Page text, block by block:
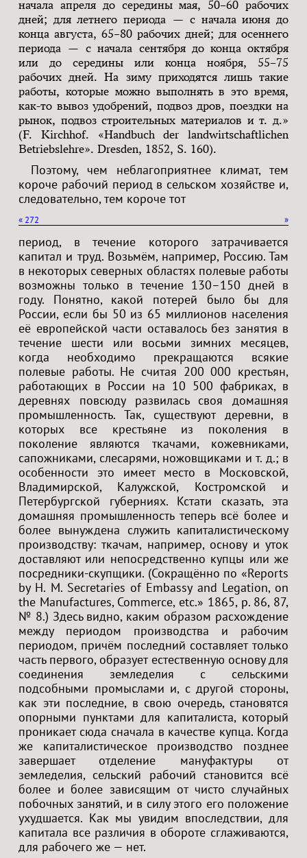
начала апреля до середины мая, 50–60 рабочих
дней; для летнего периода — с начала июня до
конца августа, 65–80 рабочих дней; для осеннего
периода — с начала сентября до конца октября
или до середины или конца ноября, 55–75
рабочих дней. На зиму приходятся лишь такие
работы, которые можно выполнять в это время,
как-то вывоз удобрений, подвоз дров, поездки на
рынок, подвоз строительных материалов и т. д.»
(F. Kirchhof. «Handbuch der landwirtschaftlichen
Betriebslehre». Dresden, 1852, S. 160).
Поэтому, чем неблагоприятнее климат, тем
короче рабочий период в сельском хозяйстве и,
следовательно, тем короче тот
« »
272
период, в течение которого затрачивается
капитал и труд. Возьмём, например, Россию. Там
в некоторых северных областях полевые работы
возможны только в течение 130–150 дней в
году. Понятно, какой потерей было бы для
России, если бы 50 из 65 миллионов населения
её европейской части оставалось без занятия в
течение шести или восьми зимних месяцев,
когда необходимо прекращаются всякие
полевые работы. Не считая 200 000 крестьян,
работающих в России на 10 500 фабриках, в
деревнях повсюду развилась своя домашняя
промышленность. Так, существуют деревни, в
которых все крестьяне из поколения в
поколение являются ткачами, кожевниками,
сапожниками, слесарями, ножовщиками и т. д.; в
особенности это имеет место в Московской,
Владимирской, Калужской, Костромской и
Петербургской губерниях. Кстати сказать, эта
домашняя промышленность теперь всё более и
более вынуждена служить капиталистическому
производству: ткачам, например, основу и уток
доставляют или непосредственно купцы или же
посредники-скупщики. (Сокращённо по «Reports
by H. M. Secretaries of Embassy and Legation, on
the Manufactures, Commerce, etc.» 1865, p. 86, 87,
№ 8.) Здесь видно, каким образом расхождение
между периодом производства и рабочим
периодом, причём последний составляет только
часть первого, образует естественную основу для
соединения земледелия с сельскими
подсобными промыслами и, с другой стороны,
как эти последние, в свою очередь, становятся
опорными пунктами для капиталиста, который
проникает сюда сначала в качестве купца. Когда
же капиталистическое производство позднее
завершает отделение мануфактуры от
земледелия, сельский рабочий становится всё
более и более зависящим от чисто случайных
побочных занятий, и в силу этого его положение
ухудшается. Как мы увидим впоследствии, для
капитала все различия в обороте сглаживаются,
для рабочего же — нет.